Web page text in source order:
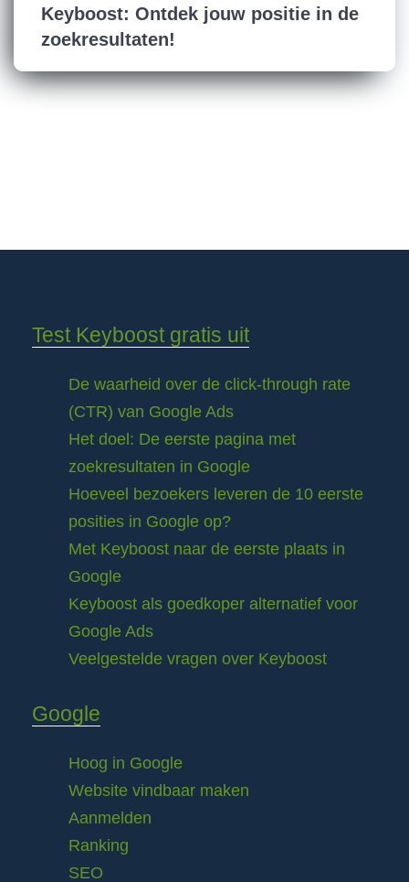
Keyboost: Ontdek jouw positie in de
zoekresultaten!
Test Keyboost gratis uit
De waarheid over de click-through rate
(CTR) van Google Ads
Het doel: De eerste pagina met
zoekresultaten in Google
Hoeveel bezoekers leveren de 10 eerste
posities in Google op?
Met Keyboost naar de eerste plaats in
Google
Keyboost als goedkoper alternatief voor
Google Ads
Veelgestelde vragen over Keyboost
Google
Hoog in Google
Website vindbaar maken
Aanmelden
Ranking
SEO